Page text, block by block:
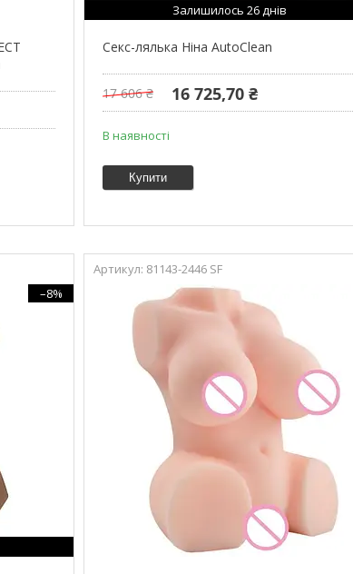
Залишилось 26 днів
Секс-лялька Ніна AutoClean
17 606 ₴ 16 725,70 ₴
В наявності
Купити
–8%
81143-2446 SF